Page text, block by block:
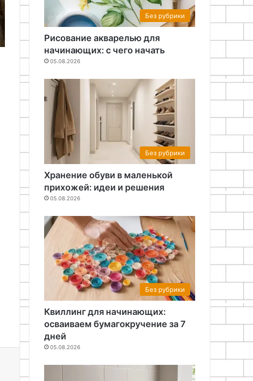
Без рубрики
Рисование акварелью для
начинающих: с чего начать
05.08.2026
Без рубрики
Хранение обуви в маленькой
прихожей: идеи и решения
05.08.2026
Без рубрики
Квиллинг для начинающих:
осваиваем бумагокручение за 7
дней
05.08.2026